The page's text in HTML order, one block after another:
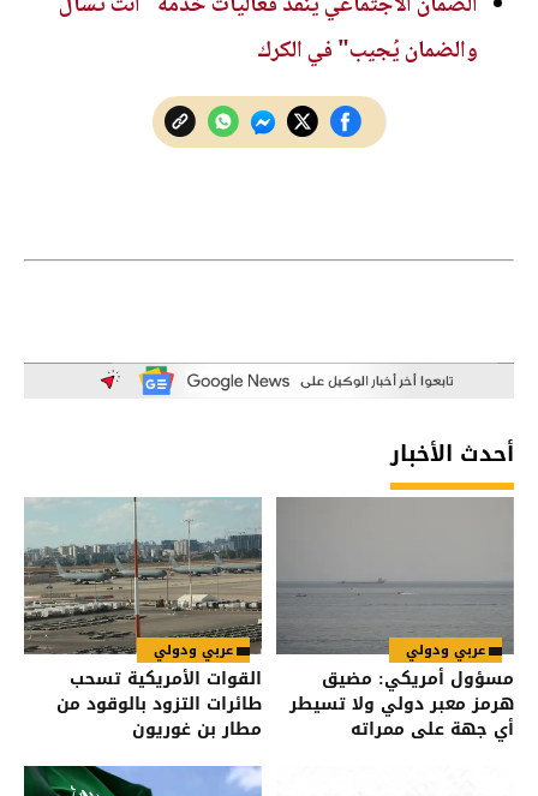
والضمان يُجيب" في الكرك
أحدث الأخبار
عربي ودولي
مسؤول أمريكي: مضيق
هرمز معبر دولي ولا تسيطر
أي جهة على ممراته
عربي ودولي
القوات الأمريكية تسحب
طائرات التزود بالوقود من
مطار بن غوريون